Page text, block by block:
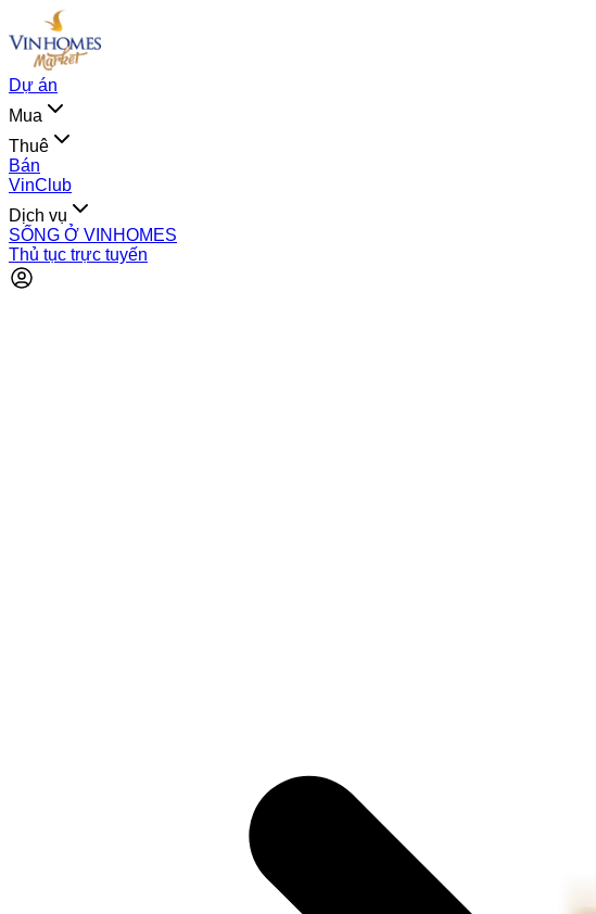
Dự án
Mua
Thuê
Bán
VinClub
Dịch vụ
SỐNG Ở VINHOMES
Thủ tục trực tuyến